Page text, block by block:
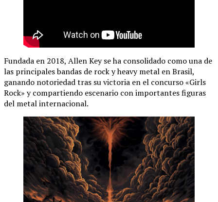
Fundada en 2018, Allen Key se ha consolidado como una de
las principales bandas de rock y heavy metal en Brasil,
ganando notoriedad tras su victoria en el concurso «Girls
Rock» y compartiendo escenario con importantes figuras
del metal internacional.